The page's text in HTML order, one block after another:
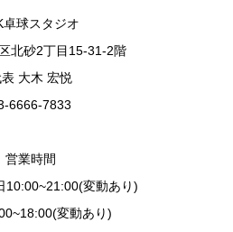
卓球スタジオ
北砂2丁目15-31-2階
大木 宏悦
6666-7833
営業時間
10:00~21:00(変動あり)
変動あり)